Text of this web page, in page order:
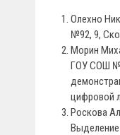
Олехно
№92, 9,
Морин
ГОУ СОШ
цифровой
Роскова
Выделение